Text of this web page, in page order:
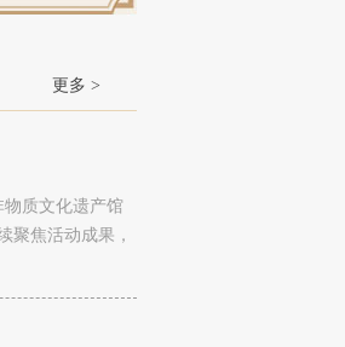
更多 >
物质文化遗产馆
聚焦活动成果，